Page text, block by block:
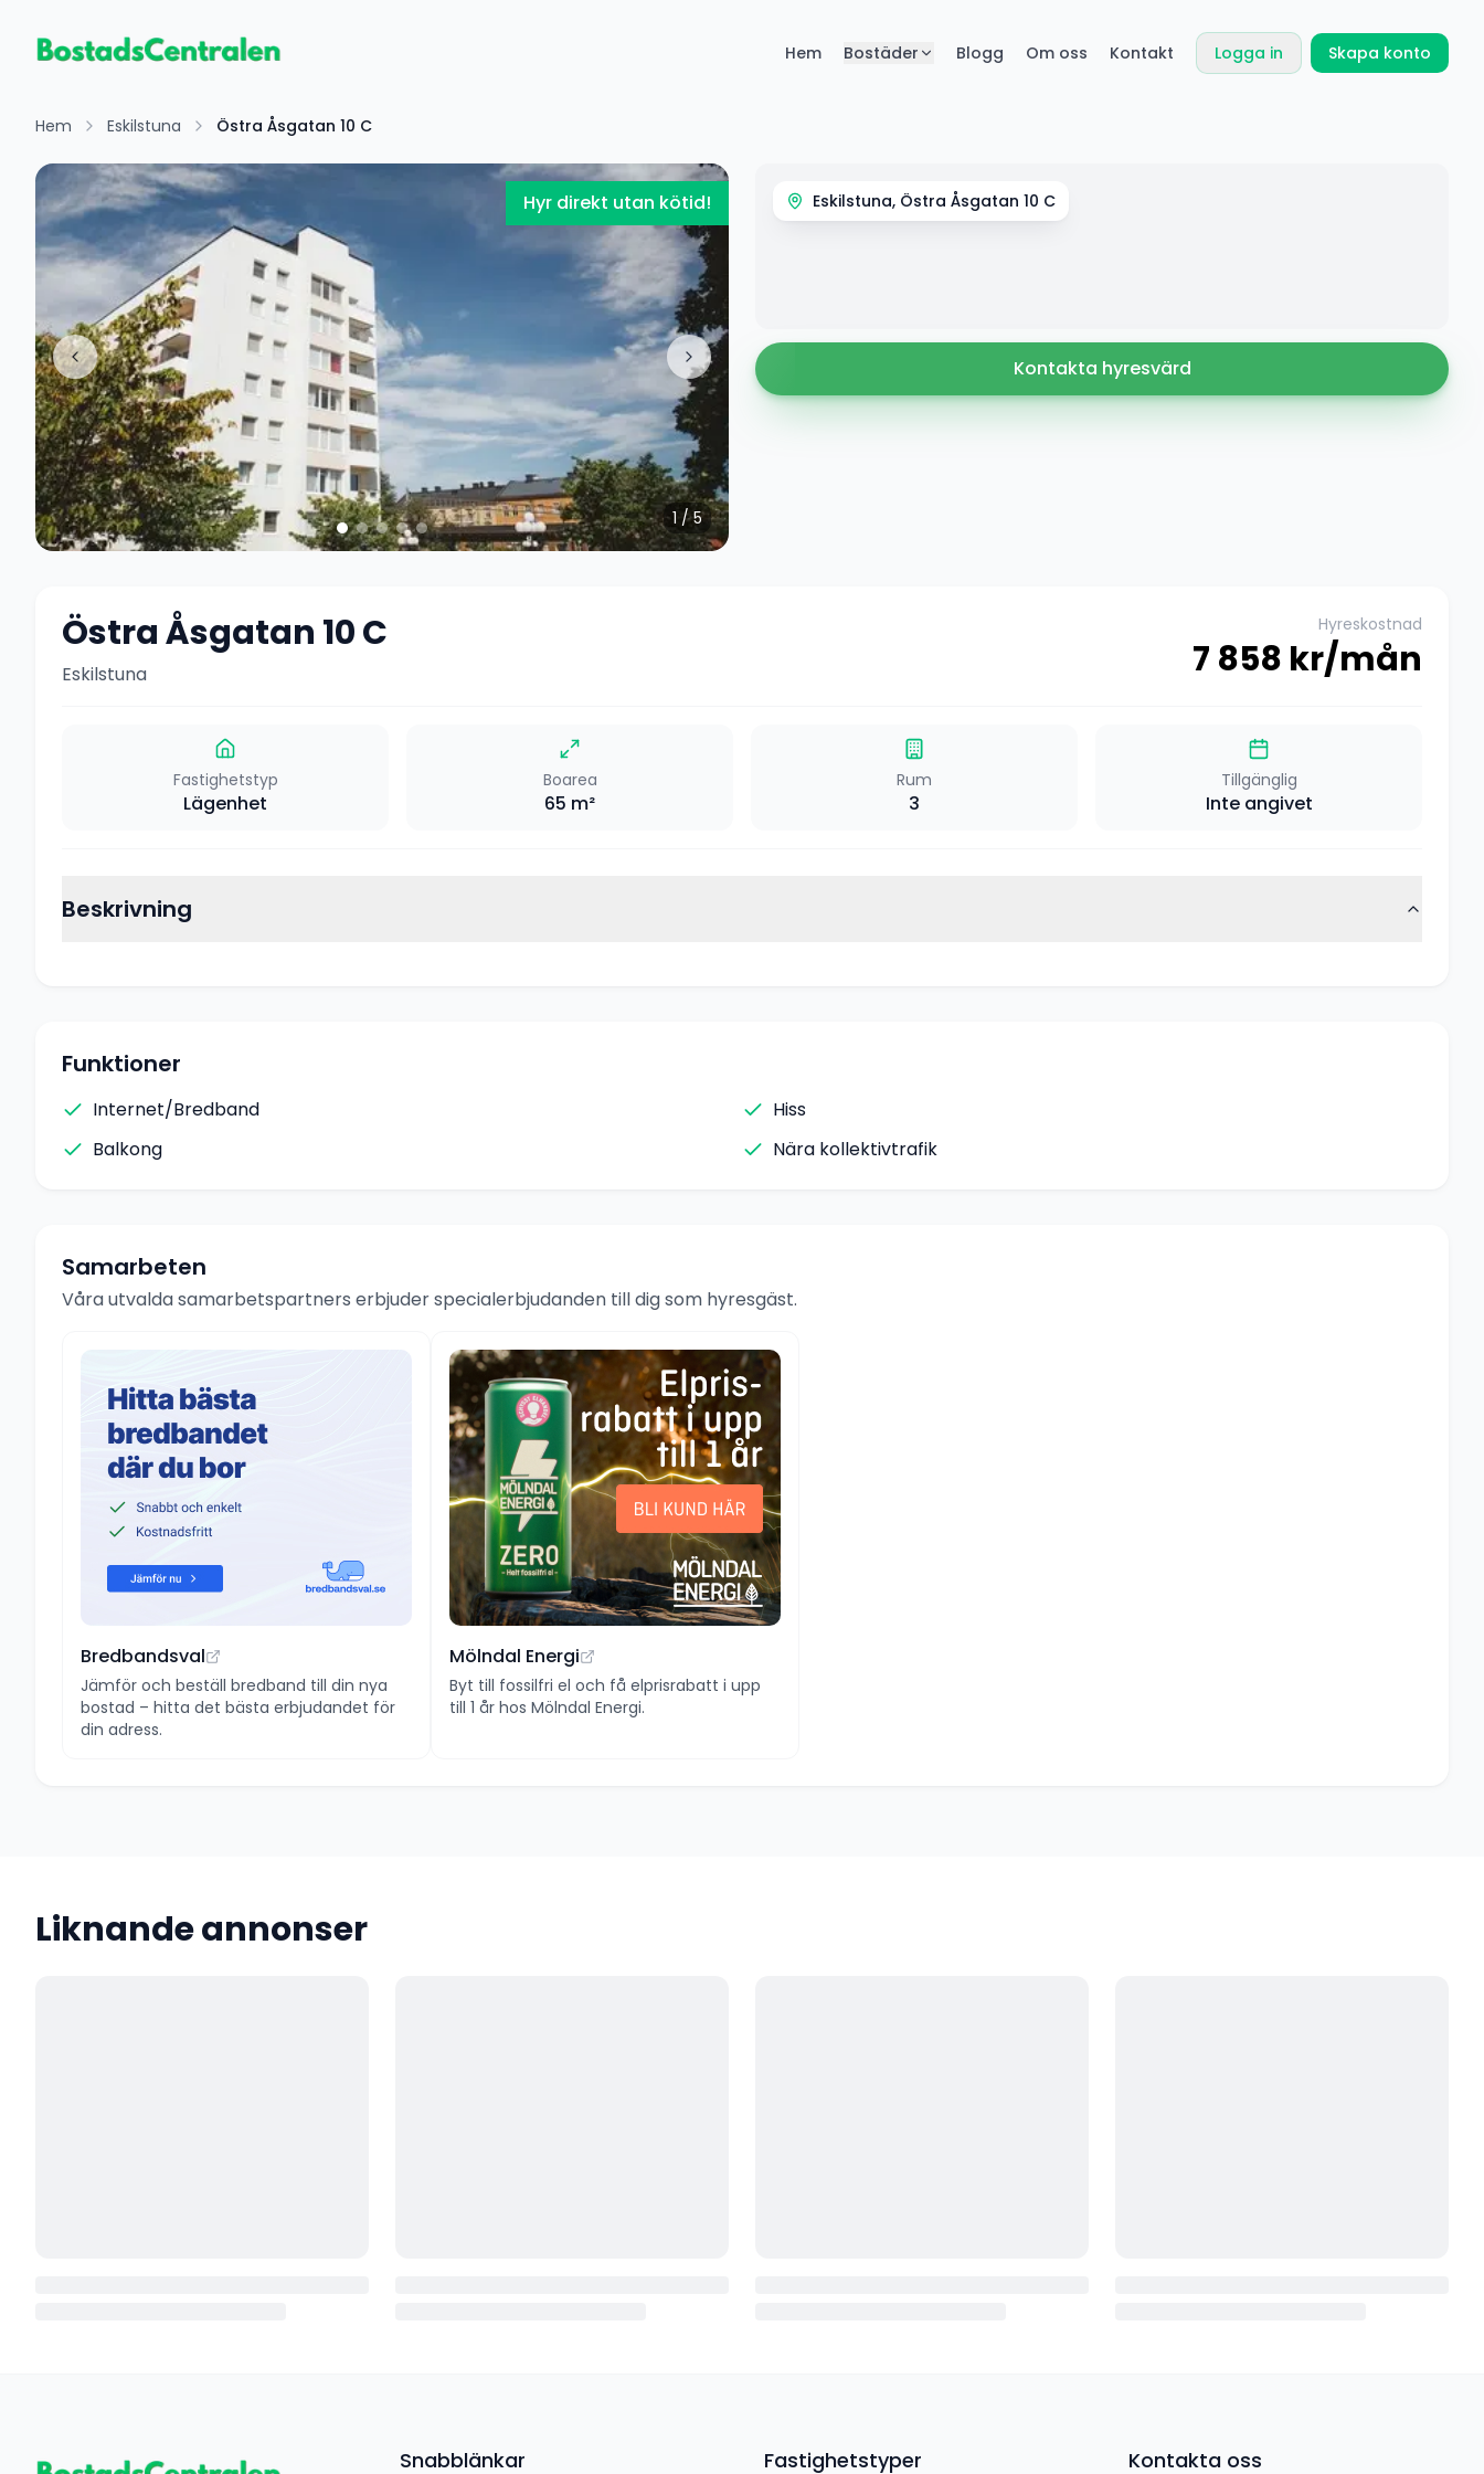
Hem Bostäder Blogg Om oss Kontakt Logga in Skapa konto
Hem Eskilstuna Östra Åsgatan 10 C
Hyr direkt utan kötid!
1/5
Eskilstuna, Östra Åsgatan 10 C
Kontakta hyresvärd
Östra Åsgatan 10 C
Eskilstuna
Hyreskostnad
7 858 kr/mån
Fastighetstyp
Lägenhet
Boarea
65 m²
Rum
3
Tillgänglig
Inte angivet
Beskrivning
Funktioner
Internet/Bredband
Hiss
Balkong
Nära kollektivtrafik
Samarbeten
Våra utvalda samarbetspartners erbjuder specialerbjudanden till dig som hyresgäst.
Bredbandsval
Jämför och beställ bredband till din nya
bostad – hitta det bästa erbjudandet för
din adress.
Mölndal Energi
Byt till fossilfri el och få elprisrabatt i upp
till 1 år hos Mölndal Energi.
Liknande annonser
Snabblänkar Fastighetstyper Kontakta oss